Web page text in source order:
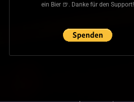
ein Bier 🍺. Danke für den Support!